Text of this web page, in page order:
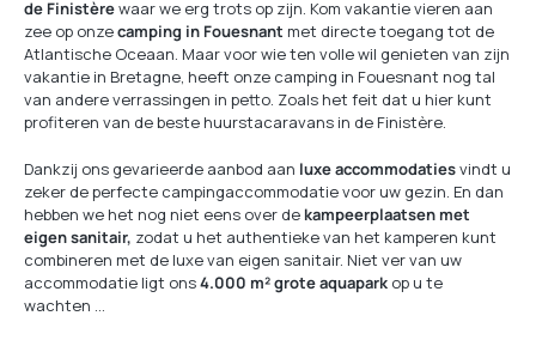
de Finistèrewaar we erg trots op zijn. Kom vakantie vieren aan
zee op onzecamping in Fouesnant met directe toegang tot de
Atlantische Oceaan. Maar voor wie ten volle wil genieten van zijn
vakantie in Bretagne, heeft onze camping in Fouesnant nog tal
van andere verrassingen in petto. Zoals het feit dat u hier kunt
profiteren van de beste huurstacaravans in de Finistère.
Dankzij ons gevarieerde aanbod aan luxe accommodatiesvindt u
zeker de perfecte campingaccommodatie voor uw gezin. En dan
hebben we het nog niet eens over de kampeerplaatsen met
eigen sanitair, zodat u het authentieke van het kamperen kunt
combineren met de luxe van eigen sanitair. Niet ver van uw
accommodatie ligt ons4.000 m² grote aquapark op u te
wachten …